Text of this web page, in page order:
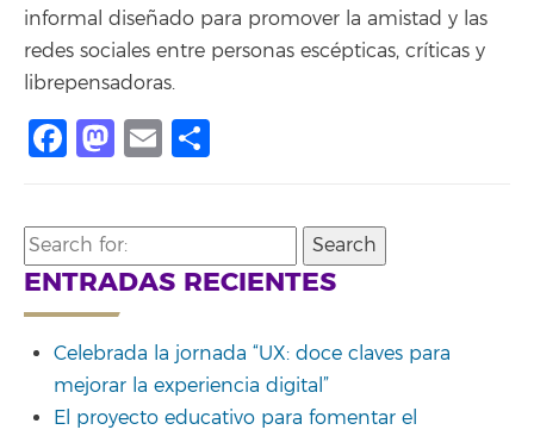
informal diseñado para promover la amistad y las
redes sociales entre personas escépticas, críticas y
librepensadoras.
Facebook
Mastodon
Email
Search
for:
ENTRADAS RECIENTES
Celebrada la jornada “UX: doce claves para
mejorar la experiencia digital”
El proyecto educativo para fomentar el